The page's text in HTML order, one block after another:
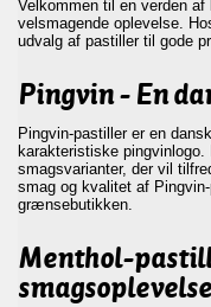
Velkommen til en verden
velsmagende oplevelse.
udvalg af pastiller til gode
Pingvin - En
Pingvin-pastiller er en
karakteristiske
smagsvarianter, der vil
smag og kvalitet af
grænsebutikken.
Menthol-
smagsoplevelse